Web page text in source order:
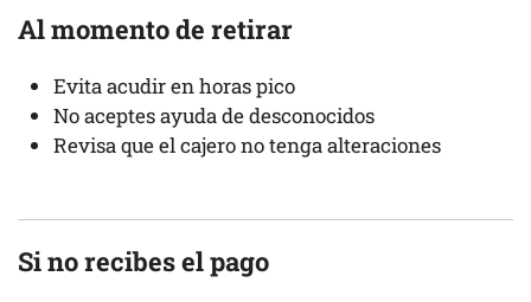
Al momento de retirar
Evita acudir en horas pico
No aceptes ayuda de desconocidos
Revisa que el cajero no tenga alteraciones
Si no recibes el pago